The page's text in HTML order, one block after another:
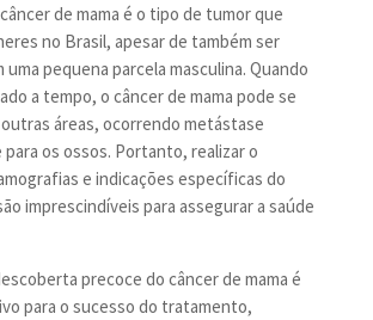
de mama é o tipo de tumor que
no Brasil, apesar de também ser
pequena parcela masculina. Quando
a tempo, o câncer de mama pode se
outras áreas, ocorrendo metástase
os ossos. Portanto, realizar o
e indicações específicas do
imprescindíveis para assegurar a saúde
precoce do câncer de mama é
para o sucesso do tratamento,